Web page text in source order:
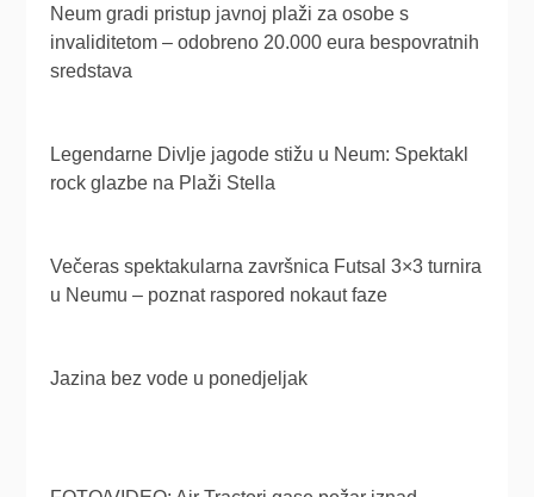
Neum gradi pristup javnoj plaži za osobe s
invaliditetom – odobreno 20.000 eura bespovratnih
sredstava
Legendarne Divlje jagode stižu u Neum: Spektakl
rock glazbe na Plaži Stella
Večeras spektakularna završnica Futsal 3×3 turnira
u Neumu – poznat raspored nokaut faze
Jazina bez vode u ponedjeljak